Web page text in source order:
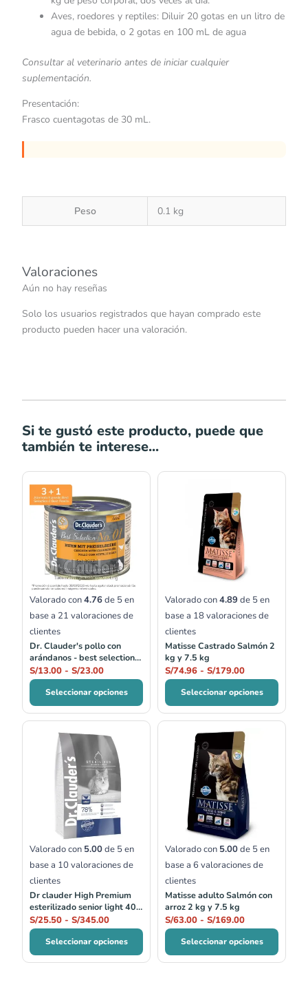
Aves, roedores y reptiles: Diluir 20 gotas en un litro de
agua de bebida, o 2 gotas en 100 mL de agua
​Consultar al veterinario antes de iniciar cualquier
suplementación.​
Presentación:
Frasco cuentagotas de 30 mL.
Peso 0.1 kg
Valoraciones
Aún no hay reseñas
Solo los usuarios registrados que hayan comprado este
producto pueden hacer una valoración.
Si te gustó este producto, puede que
también te interese...
Valorado con4.76de 5 en
base a 21 valoraciones de
clientes
Dr. Clauder's pollo con
arándanos - best selection
no.01
S/13.00 - S/23.00
de
precios:
desde
S/13.00
hasta
S/23.00
Seleccionar opciones
Valorado con4.89 de 5 en
base a 18valoraciones de
clientes
Matisse Castrado Salmón 2
kg y 7.5 kg
S/74.96 - S/179.00
S/179.00
Seleccionar opciones
Valorado con 5.00de 5 en
base a 10 valoraciones de
clientes
Dr clauder High Premium
esterilizado senior light 400
gr, 1.5 kg, 4 kg y 10 kg
S/25.50 - S/345.00
de
precios:
desde
S/25.50
hasta
S/345.00
Seleccionar opciones
Valorado con 5.00de 5 en
base a 6 valoraciones de
clientes
Matisse adulto Salmón con
arroz 2 kg y 7.5 kg
S/63.00 - S/169.00
de
precios:
desde
S/63.00
hasta
S/169.00
Seleccionar opciones